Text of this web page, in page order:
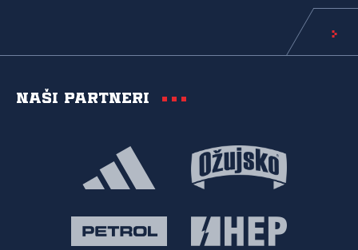
Naši partneri